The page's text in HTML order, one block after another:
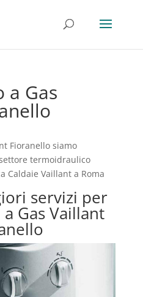
a Gas
Fioranello siamo
termoidraulico
Caldaie Vaillant a Roma
servizi per
Gas Vaillant